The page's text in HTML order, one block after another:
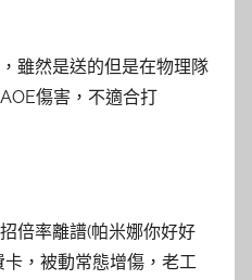
雖然是送的但是在物理隊
傷害，不適合打
倍率離譜(帕米娜你好好
卡，被動常態增傷，老工